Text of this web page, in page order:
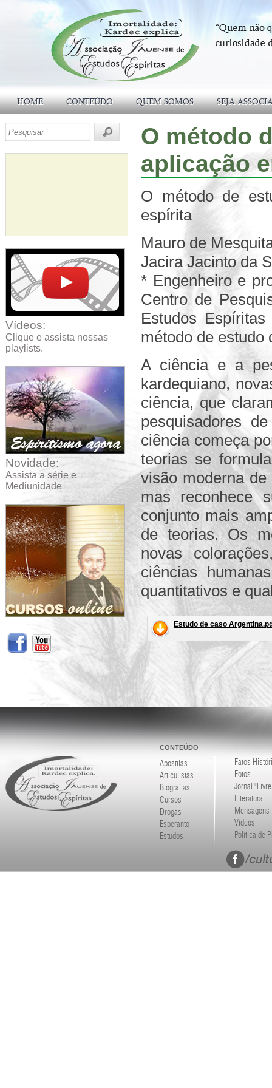
HOME CONTEÚDO QUEM SOMOS SEJA
Vídeos:
Clique e assista nossas
playlists.
Novidade:
Assista a série e
Mediunidade
O método
aplicação
O método de
espírita
Mauro de
Jacira Jacinto da
* Engenheiro e
Centro de
Estudos
método de estudo
A ciência e a
kardequiano,
ciência, que
pesquisadores
ciência começa
teorias se
visão moderna
mas reconhece
conjunto mais
de teorias. Os
novas
ciências
quantitativos e
Estudo de caso
CONTEÚDO
Apostilas
Articulistas
Biografias
Cursos
Drogas
Esperanto
Estudos
Fatos
Fotos
Jornal
Literatura
Mensagens
Vídeos
Política de